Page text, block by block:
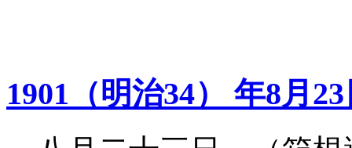
1901（明治34） 年8月